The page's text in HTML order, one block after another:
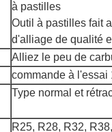
à pastilles
Outil à pastilles fait
d'alliage de qualité
Alliez le peu de
commande à l'essai
Type normal et
R25, R28, R32,